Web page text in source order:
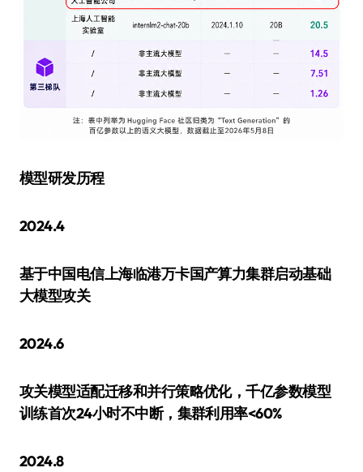
模型研发历程
2024.4
基于中国电信上海临港万卡国产算力集群启动基础
大模型攻关
2024.6
攻关模型适配迁移和并行策略优化，千亿参数模型
训练首次24小时不中断，集群利用率<60%
2024.8